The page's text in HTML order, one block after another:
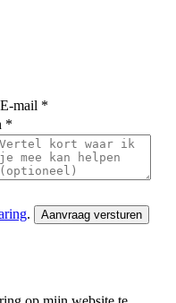
E-mail *
*
. Aanvraag versturen